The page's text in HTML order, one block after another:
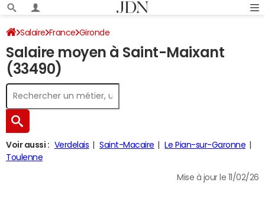
Salaire France Gironde
Salaire moyen à Saint-Maixant
(33490)
Voir aussi : Verdelais Saint-Macaire
Le Pian-sur-Garonne
Toulenne
Mise à jour le 11/02/26